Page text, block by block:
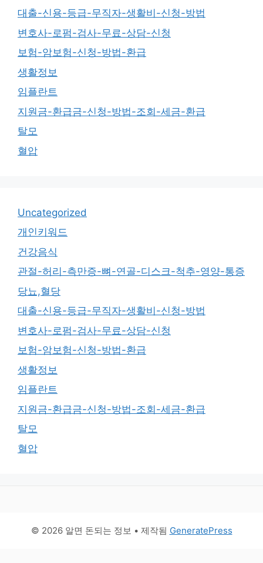
대출-신용-등급-무직자-생활비-신청-방법
변호사-로펌-검사-무료-상담-신청
보험-암보험-신청-방법-환급
생활정보
임플란트
지원금-환급금-신청-방법-조회-세금-환급
탈모
혈압
Uncategorized
개인키워드
건강음식
관절-허리-측만증-뼈-연골-디스크-척추-영양-통증
당뇨,혈당
대출-신용-등급-무직자-생활비-신청-방법
변호사-로펌-검사-무료-상담-신청
보험-암보험-신청-방법-환급
생활정보
임플란트
지원금-환급금-신청-방법-조회-세금-환급
탈모
혈압
© 2026 알면 돈되는 정보 • 제작됨 GeneratePress